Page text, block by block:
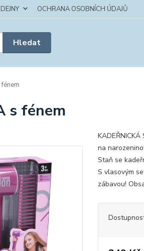
OCHRANA OSOBNÍCH ÚDAJŮ
Hledat
s fénem
na
Staň se
S vlasovým
zábavou!